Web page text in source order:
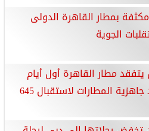
بمطار القاهرة الدولى
الجوية
يتفقد مطار القاهرة أول أيام
العيد ويؤكد جاهزية المطارات لاستقبال 645